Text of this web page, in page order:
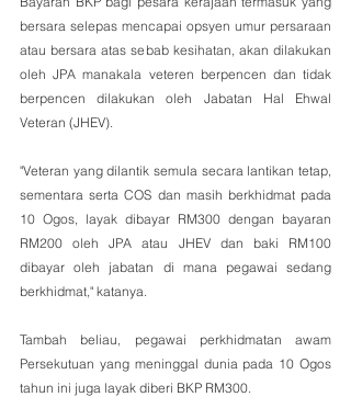
bersara selepas mencapai opsyen umur persaraan
atau bersara atas sebab kesihatan, akan dilakukan
oleh JPA manakala veteren berpencen dan tidak
berpencen dilakukan oleh Jabatan Hal Ehwal
Veteran (JHEV).
"Veteran yang dilantik semula secara lantikan tetap,
sementara serta COS dan masih berkhidmat pada
10 Ogos, layak dibayar RM300 dengan bayaran
RM200 oleh JPA atau JHEV dan baki RM100
dibayar oleh jabatan di mana pegawai sedang
berkhidmat," katanya.
Tambah beliau, pegawai perkhidmatan awam
Persekutuan yang meninggal dunia pada 10 Ogos
tahun ini juga layak diberi BKP RM300.